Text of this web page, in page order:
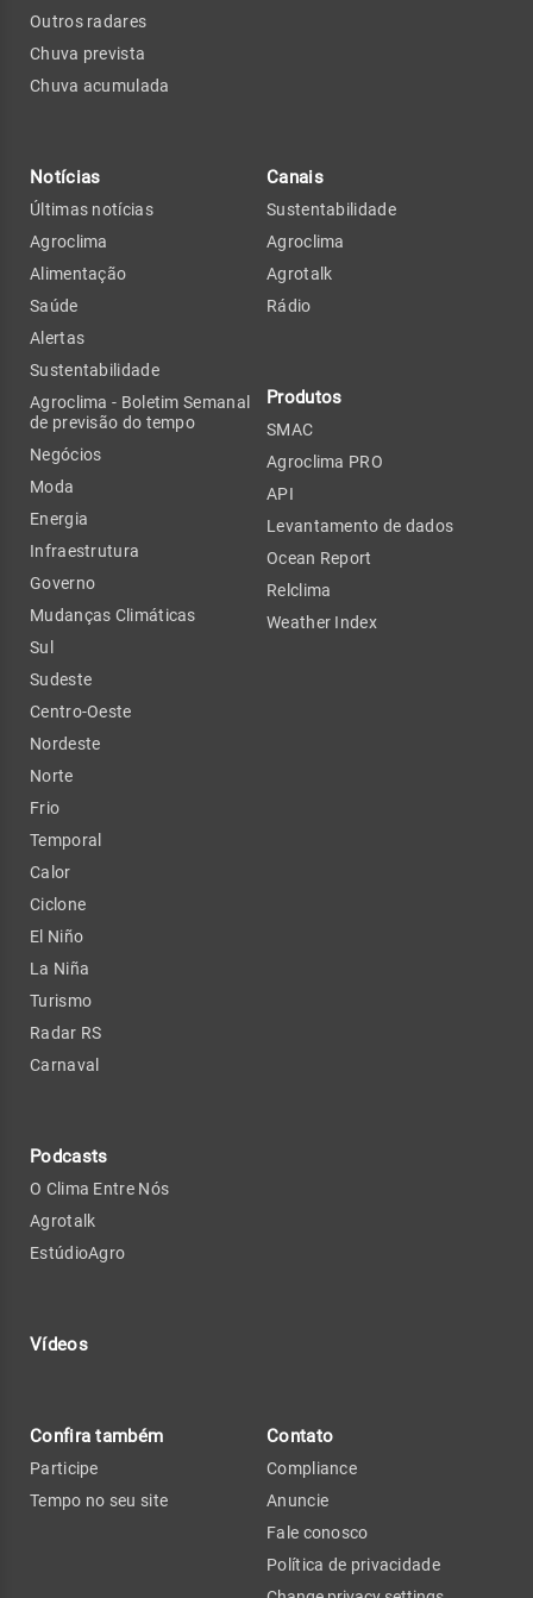
Outros radares
Chuva prevista
Chuva acumulada
Notícias
Últimas notícias
Agroclima
Alimentação
Saúde
Alertas
Sustentabilidade
Agroclima - Boletim Semanal
de previsão do tempo
Negócios
Moda
Energia
Infraestrutura
Governo
Mudanças Climáticas
Sul
Sudeste
Centro-Oeste
Nordeste
Norte
Frio
Temporal
Calor
Ciclone
El Niño
La Niña
Turismo
Radar RS
Carnaval
Podcasts
O Clima Entre Nós
Agrotalk
EstúdioAgro
Vídeos
Canais
Sustentabilidade
Agroclima
Agrotalk
Rádio
Produtos
SMAC
Agroclima PRO
API
Levantamento de dados
Ocean Report
Relclima
Weather Index
Confira também
Participe
Tempo no seu site
Contato
Compliance
Anuncie
Fale conosco
Política de privacidade